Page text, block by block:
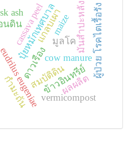
ข้าวอินทรีย์
eugeniae
มูลโค
ดาวเรืองcow manure
ปุ๋ยหมักเทศบาล
นดิน
vermicompost
แกลบเผา
cassava peel
ash มันสำปะหลังผู้ป่วย โรคไตเรื้อรัง
สมบัติดิน
กำมะถัน ผลผลิต
maize